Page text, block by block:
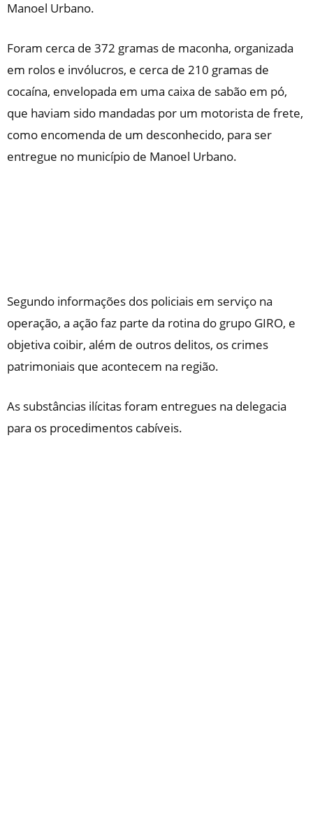
Manoel Urbano.
Foram cerca de 372 gramas de maconha, organizada
em rolos e invólucros, e cerca de 210 gramas de
cocaína, envelopada em uma caixa de sabão em pó,
que haviam sido mandadas por um motorista de frete,
como encomenda de um desconhecido, para ser
entregue no município de Manoel Urbano.
Segundo informações dos policiais em serviço na
operação, a ação faz parte da rotina do grupo GIRO, e
objetiva coibir, além de outros delitos, os crimes
patrimoniais que acontecem na região.
As substâncias ilícitas foram entregues na delegacia
para os procedimentos cabíveis.